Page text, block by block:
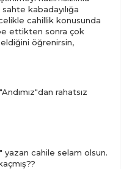
kabadayılığa
cahillik konusunda
ettikten sonra çok
öğrenirsin,
rahatsız
yazan cahile selam olsun.